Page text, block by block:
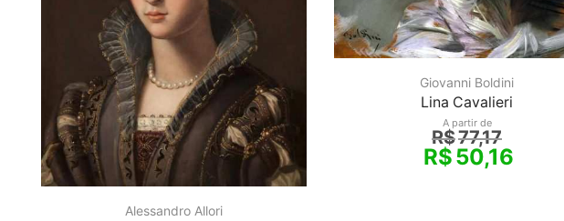
Alessandro Allori
Giovanni Boldini
Lina Cavalieri
A partir de
R$77,17
R$50,16